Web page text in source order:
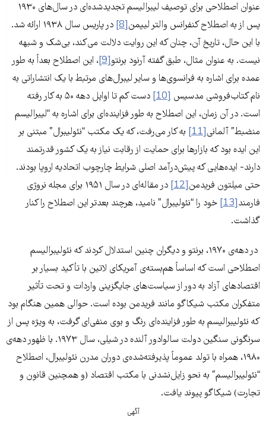
عنوان اصطلاحی برای توصیف لیبرالیسم تجدیدشده‌ای در سال‌های ۱۹۳۰
پس از به اصطلاح کنفرانس والتر لیپمن[8]
در پاریس سال ۱۹۳۸ ارائه شد.
با این حال، تاریخ آن‌، چنان که این روایت دلالت می‌کند، بی‌شک و شبهه
نیست. به عنوان مثال، طبق گفته آرنود برنتو[9]
، این اصطلاح بعداً به طور
عمده برای اشاره به فرانسوی‌ها و سایر لیبرال‌های مرتبط با یک انتشاراتی به
نام کتاب‌فروشی مدسیس [10]
دست کم تا اوایل دهه ۵۰ به کار رفته
است. در آن زمان، این اصطلاح به طور فزاینده‌ای برای اشاره به “لیبرالیسم
منضبط” آلمانی[11]
به کار می‌رفت، که یک مکتب “نئولیبرال” مبتنی بر
این ایده بود که بازارها برای حمایت از رقابت نیاز به یک کشور قدرتمند
دارند- ایده‌هایی که پیش‌درآمد اصلی شرایط چارچوب اتحادیه اروپا بودند.
حتی میلتون فریدمن[12]
در مقاله‌ای در سال ۱۹۵۱ برای مجله نروژی
فارمند[13]
خود را “نئولیبرال” نامید، هرچند بعدتر این اصطلاح را کنار
گذاشت.
در دهه‌ی ۱۹۷۰، برنتو و دیگران چنین استدلال کردند که نئولیبرالیسم
اصطلاحی است که اساساً هم‌بسته‌ی آمریکای لاتین با تأکید بسیار بر
اقتصادهای آزاد به دور از سیاست‌های جایگزینی واردات و تحت تأثیر
متفکران مکتب شیکاگو مانند فریدمن بوده است. حوالی همین هنگام بود
که نئولیبرالیسم به طور فزاینده‌ای رنگ و بوی منفی‌ای گرفت، به ویژه پس از
سرنگونی سنگین دولت سالوادور آلنده در شیلی، سال ۱۹۷۳. با ظهور دهه‌ی
۱۹۸۰، همراه با تولد عموماً پذیرفته‌شده‌ی دوران مدرن نئولیبرال، اصطلاح
“نئولیبرالیسم” به نحو زایل‌نشدنی با مکتب اقتصاد (و همچنین قانون و
تجارت) شیکاگو پیوند یافت.
آگهی